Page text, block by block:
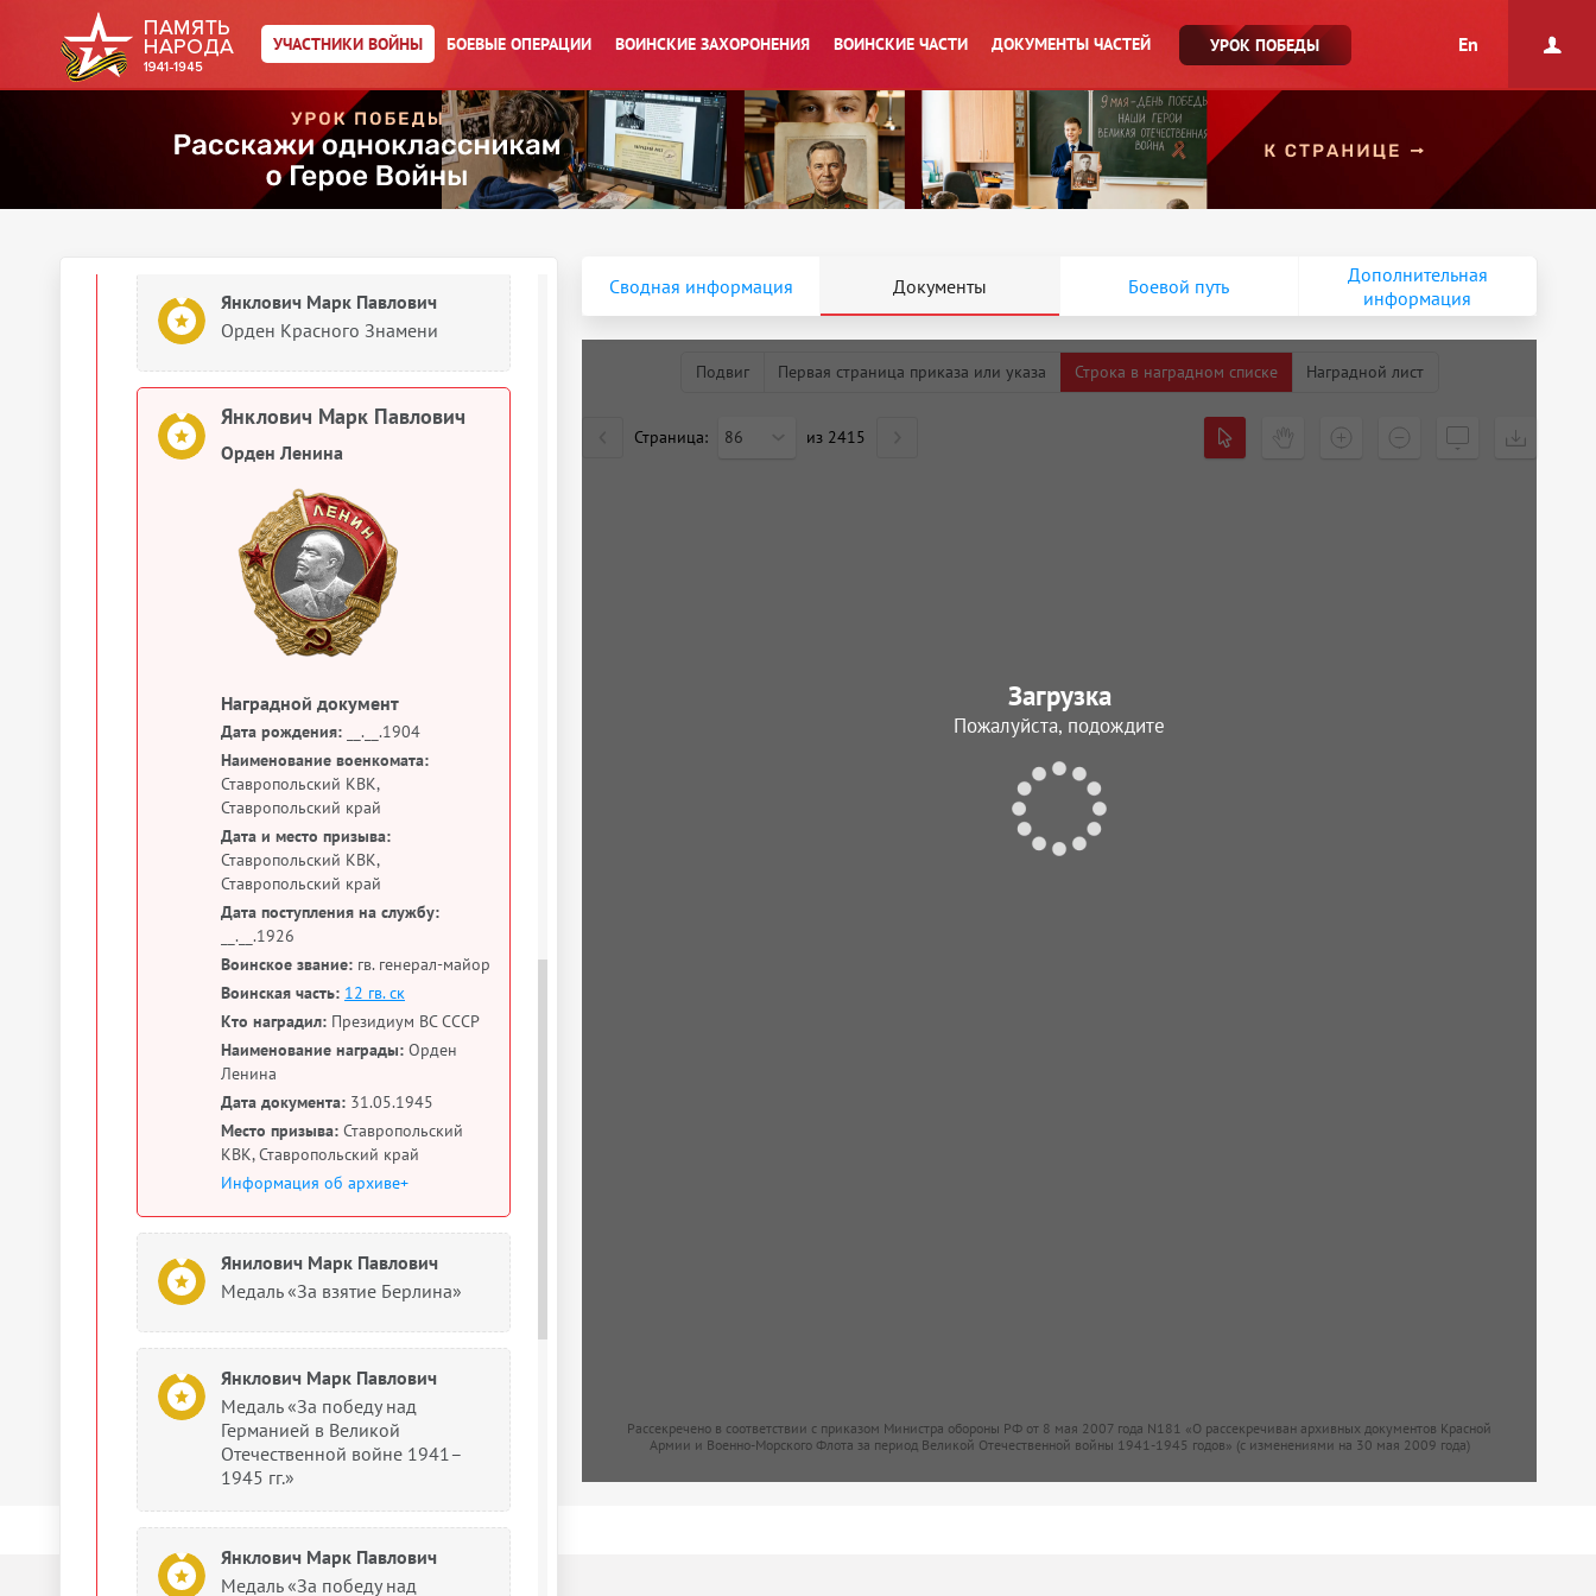
УЧАСТНИКИ ВОЙНЫ БОЕВЫЕ ОПЕРАЦИИ ВОИНСКИЕ ЗАХОРОНЕНИЯ ВОИНСКИЕ ЧАСТИ ДОКУМЕНТЫ ЧАСТЕЙ УРОК ПОБЕДЫ En
Янклович Марк Павлович
Медаль «За взятие Берлина»
Янклович Марк Павлович
Медаль «За освобождение
Янклович Марк Павлович
Орден Красного Знамени
Янклович Марк Павлович
Орден Ленина
Наградной документ
Дата рождения: __.__.1904
Наименование военкомата:
Ставропольский КВК,
Ставропольский край
Дата и место призыва:
Ставропольский КВК,
Ставропольский край
Дата поступления на службу:
__.__.1926
Воинское звание: гв. генерал-майор
Воинская часть: 12 гв. ск
Кто наградил: Президиум ВС СССР
Наименование награды: Орден
Ленина
Дата документа: 31.05.1945
Место призыва: Ставропольский
КВК, Ставропольский край
Информация об архиве+
Янилович Марк Павлович
Медаль «За взятие Берлина»
Янклович Марк Павлович
Медаль «За победу над
Германией в Великой
Отечественной войне 1941–
1945 гг.»
Янклович Марк Павлович
Медаль «За победу над
Сводная информация Документы Боевой путь
Дополнительная
информация
Подвиг Первая страница приказа или указа Строка в наградном списке Наградной лист
Страница: 86 из 2415
Рассекречено в соответствии с приказом Министра обороны РФ от 8 мая 2007 года N181 «О рассекречиван архивных документов Красной
Армии и Военно-Морского Флота за период Великой Отечественной войны 1941-1945 годов» (с изменениями на 30 мая 2009 года)
Загрузка
Пожалуйста, подождите